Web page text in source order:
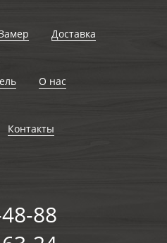
Доставка
О нас
Контакты
88